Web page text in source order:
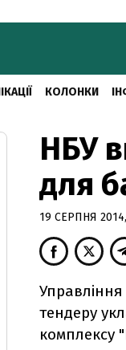
КОЛОНКИ
НБУ
для
19 СЕРПНЯ
Управління
тендеру
комплексу